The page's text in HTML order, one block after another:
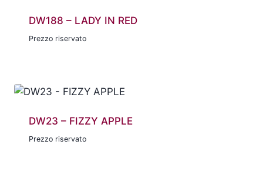
DW188 – LADY IN RED
Prezzo riservato
DW23 – FIZZY APPLE
Prezzo riservato